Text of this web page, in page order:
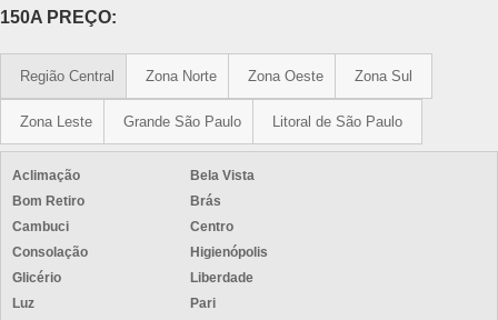
150A PREÇO:
Região Central Zona Norte Zona Oeste Zona Sul
Zona Leste Grande São Paulo Litoral de São Paulo
Aclimação
Bela Vista
Bom Retiro
Brás
Cambuci
Centro
Consolação
Higienópolis
Glicério
Liberdade
Luz
Pari